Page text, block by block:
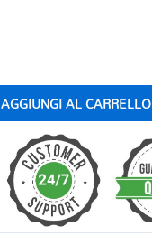
AGGIUNGI AL CARRELLO